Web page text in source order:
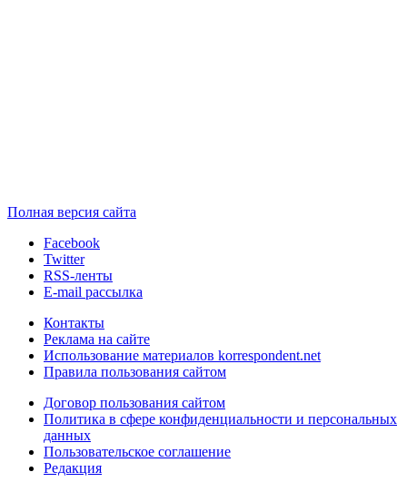
Полная версия сайта
Facebook
Twitter
RSS-ленты
E-mail рассылка
Контакты
Реклама на сайте
Использование материалов korrespondent.net
Правила пользования сайтом
Договор пользования сайтом
Политика в сфере конфиденциальности и персональных
данных
Пользовательское соглашение
Редакция